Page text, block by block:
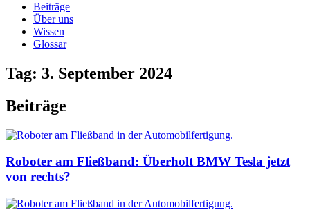
Beiträge
Über uns
Wissen
Glossar
Tag: 3. September 2024
Beiträge
Roboter am Fließband: Überholt BMW Tesla jetzt
von rechts?